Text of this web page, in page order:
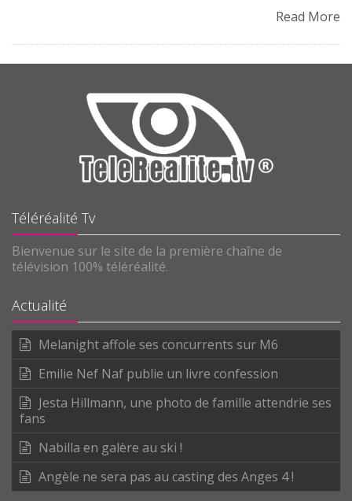
Read More
Téléréalité Tv
Bienvenue sur le site de la première chaîne de
télévision 100% téléréalité.
Actualité
Melanight affole ses concurrents sur M6
Emilie Nef Naf publie un livre confession
Jesta Hillmann, une photo de famille attendrie ses
fans
Nabilla en galère au ski !
Angèle ne sera pas au casting des Anges 4 !